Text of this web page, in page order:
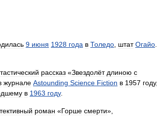
9 июня 1928 года в Толедо штат Огайо
рассказ «Звездолёт длиною с
журнале Astounding Science Fiction в 1957 году,
в 1963 году.
роман «Горше смерти»,